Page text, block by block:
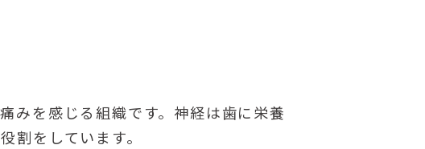
みを感じる組織です。神経は歯に栄養
割をしています。